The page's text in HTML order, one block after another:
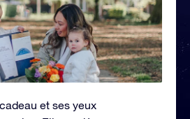
et ses yeux